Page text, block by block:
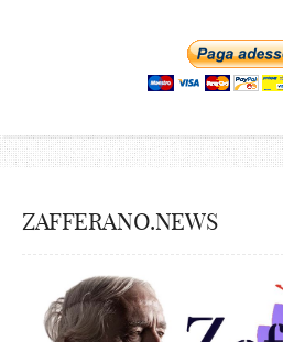
ZAFFERANO.NEWS